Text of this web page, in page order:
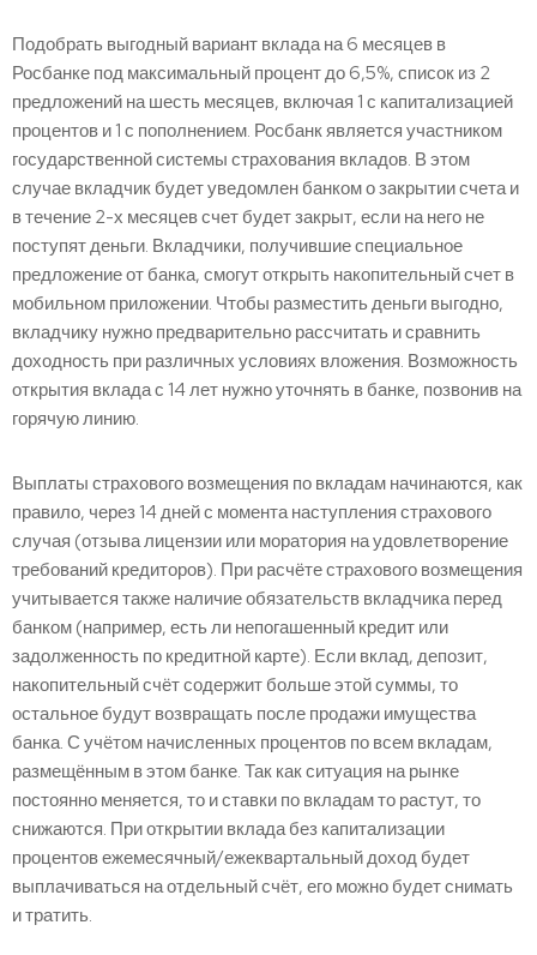
Подобрать выгодный вариант вклада на 6 месяцев в
Росбанке под максимальный процент до 6,5%, список из 2
предложений на шесть месяцев, включая 1 с капитализацией
процентов и 1 с пополнением. Росбанк является участником
государственной системы страхования вкладов. В этом
случае вкладчик будет уведомлен банком о закрытии счета и
в течение 2-х месяцев счет будет закрыт, если на него не
поступят деньги. Вкладчики, получившие специальное
предложение от банка, смогут открыть накопительный счет в
мобильном приложении. Чтобы разместить деньги выгодно,
вкладчику нужно предварительно рассчитать и сравнить
доходность при различных условиях вложения. Возможность
открытия вклада с 14 лет нужно уточнять в банке, позвонив на
горячую линию.
Выплаты страхового возмещения по вкладам начинаются, как
правило, через 14 дней с момента наступления страхового
случая (отзыва лицензии или моратория на удовлетворение
требований кредиторов). При расчёте страхового возмещения
учитывается также наличие обязательств вкладчика перед
банком (например, есть ли непогашенный кредит или
задолженность по кредитной карте). Если вклад, депозит,
накопительный счёт содержит больше этой суммы, то
остальное будут возвращать после продажи имущества
банка. С учётом начисленных процентов по всем вкладам,
размещённым в этом банке. Так как ситуация на рынке
постоянно меняется, то и ставки по вкладам то растут, то
снижаются. При открытии вклада без капитализации
процентов ежемесячный/ежеквартальный доход будет
выплачиваться на отдельный счёт, его можно будет снимать
и тратить.